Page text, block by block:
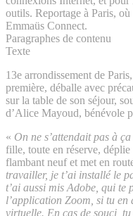
outils. Reportage à Paris,
Emmaüs Connect.
Paragraphes de contenu
Texte
13e arrondissement de
première, déballe avec
sur la table de son séjour,
d’Alice Mayoud, bénévole
« On ne s’attendait pas à
fille, toute en réserve,
flambant neuf et met en
travailler, je t’ai installé le
t’ai aussi mis Adobe, qui te
l’application Zoom, si tu en
virtuelle. En cas de souci,